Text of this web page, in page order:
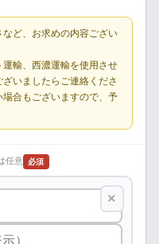
など、お求めの内容ござい
運輸、西濃運輸を使用させ
いましたらご連絡くださ
合もございますので、予
任意 必須
×